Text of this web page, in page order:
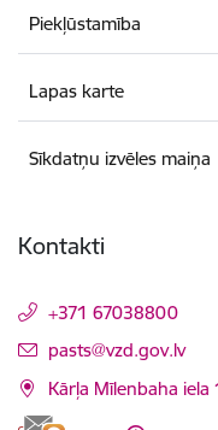
Piekļūstamība
Lapas karte
Sīkdatņu izvēles maiņa
Kontakti
+371 67038800
E-pasts:
pasts@vzd.gov.lv
Kārļa Mīlenbaha iela